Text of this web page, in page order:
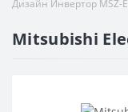
Дизайн Инвертор MSZ-
Mitsubishi